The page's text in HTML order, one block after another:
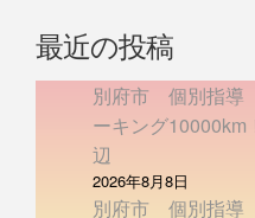
最近の投稿
別府市 個別指
ーキング
辺
2026年8月8日
別府市 個別指